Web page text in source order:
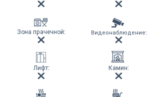
Зона прачечной:
Лифт:
Видеонаблюдение:
Камин: